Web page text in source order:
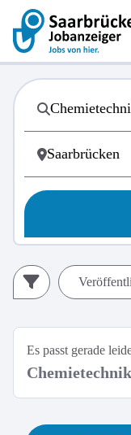
Es passt gerade